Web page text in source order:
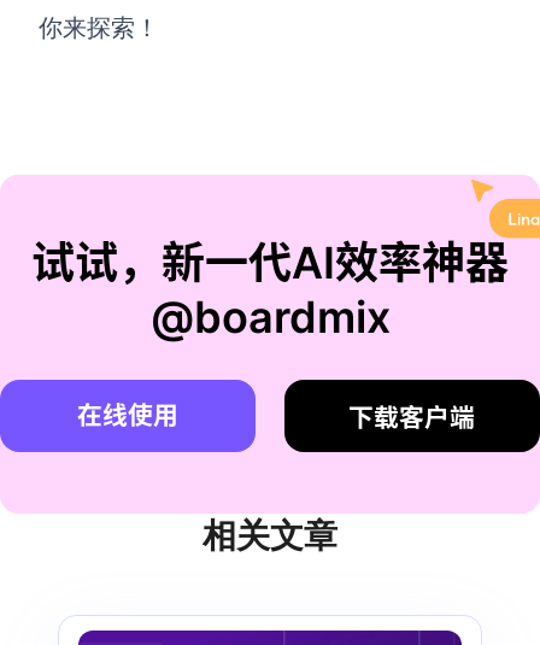
你来探索！
试试，新一代AI效率神器
@boardmix
在线使用 下载客户端
相关文章